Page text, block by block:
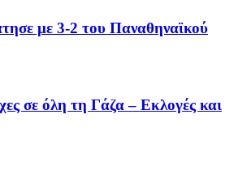
με 3-2 του Παναθηναϊκού
σε όλη τη Γάζα – Eκλογές και